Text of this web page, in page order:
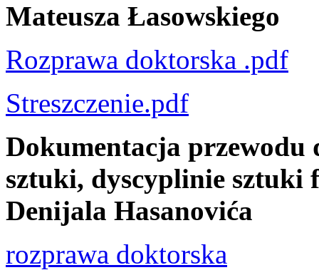
Mateusza Łasowskiego
Rozprawa doktorska .pdf
Streszczenie.pdf
Dokumentacja przewodu
sztuki, dyscyplinie sztuki
Denijala Hasanovića
rozprawa doktorska